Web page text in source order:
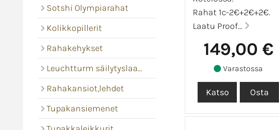
Sotshi Olympiarahat
Kolikkopillerit
Rahakehykset
Leuchtturm säilytyslaatikot ja levyt
Rahakansiot,lehdet
Tupakansiemenet
Rahat 1c-2€+2€+2€.
Laatu Proof...
149,00 €
Varastossa